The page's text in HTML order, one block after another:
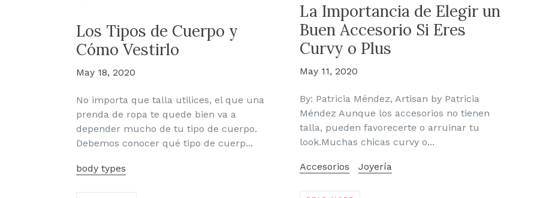
Los Tipos de Cuerpo y
Cómo Vestirlo
May 18, 2020
No importa que talla utilices, el que una
prenda de ropa te quede bien va a
depender mucho de tu tipo de cuerpo.
Debemos conocer qué tipo de cuerp...
body types
La Importancia de Elegir un
Buen Accesorio Si Eres
Curvy o Plus
May 11, 2020
By: Patricia Méndez, Artisan by Patricia
Méndez Aunque los accesorios no tienen
talla, pueden favorecerte o arruinar tu
look.Muchas chicas curvy o...
Accesorios Joyería